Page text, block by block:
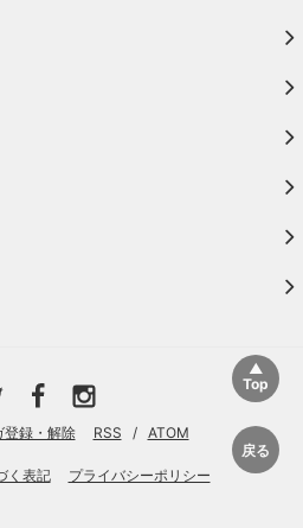
登録・解除 RSS / ATOM
く表記 プライバシーポリシー